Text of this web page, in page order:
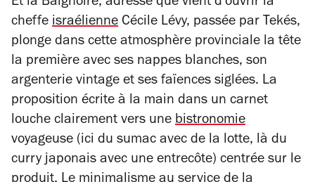
Et la Baignoire, adresse que vient d’ouvrir la
cheffe israélienne Cécile Lévy, passée par Tekés,
plonge dans cette atmosphère provinciale la tête
la première avec ses nappes blanches, son
argenterie vintage et ses faïences siglées. La
proposition écrite à la main dans un carnet
louche clairement vers une bistronomie
voyageuse (ici du sumac avec de la lotte, là du
curry japonais avec une entrecôte) centrée sur le